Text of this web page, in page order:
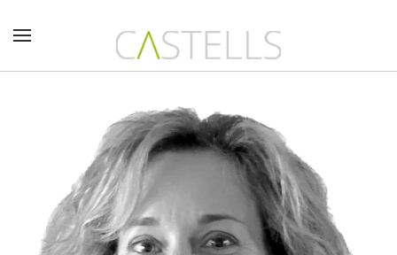
Skip to main content